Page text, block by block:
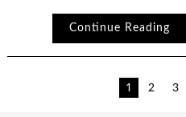
Continue Reading
1 2 3